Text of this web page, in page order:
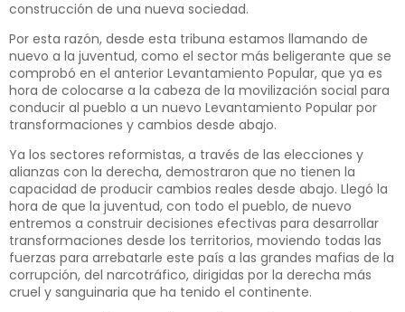
construcción de una nueva sociedad.
Por esta razón, desde esta tribuna estamos llamando de
nuevo a la juventud, como el sector más beligerante que se
comprobó en el anterior Levantamiento Popular, que ya es
hora de colocarse a la cabeza de la movilización social para
conducir al pueblo a un nuevo Levantamiento Popular por
transformaciones y cambios desde abajo.
Ya los sectores reformistas, a través de las elecciones y
alianzas con la derecha, demostraron que no tienen la
capacidad de producir cambios reales desde abajo. Llegó la
hora de que la juventud, con todo el pueblo, de nuevo
entremos a construir decisiones efectivas para desarrollar
transformaciones desde los territorios, moviendo todas las
fuerzas para arrebatarle este país a las grandes mafias de la
corrupción, del narcotráfico, dirigidas por la derecha más
cruel y sanguinaria que ha tenido el continente.